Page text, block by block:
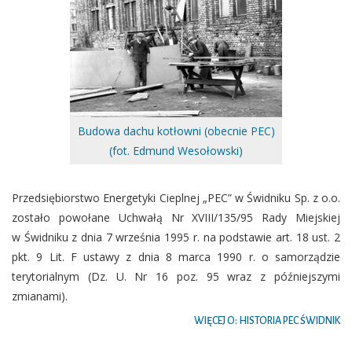
Budowa dachu kotłowni (obecnie PEC)
(fot. Edmund Wesołowski)
Przedsiębiorstwo Energetyki Cieplnej „PEC” w Świdniku Sp. z o.o.
zostało powołane Uchwałą Nr XVIII/135/95 Rady Miejskiej
w Świdniku z dnia 7 września 1995 r. na podstawie art. 18 ust. 2
pkt. 9 Lit. F ustawy z dnia 8 marca 1990 r. o samorządzie
terytorialnym (Dz. U. Nr 16 poz. 95 wraz z późniejszymi
zmianami).
WIĘCEJ O: HISTORIA PEC ŚWIDNIK